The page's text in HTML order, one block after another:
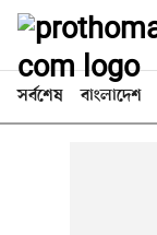
সর্বশেষ বাংলাদেশ